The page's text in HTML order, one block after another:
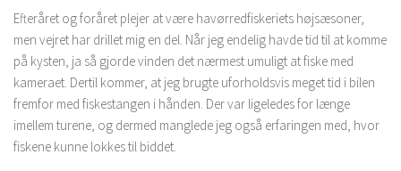
Efteråret og foråret plejer at være havørredfiskeriets højsæsoner,
men vejret har drillet mig en del. Når jeg endelig havde tid til at komme
på kysten, ja så gjorde vinden det nærmest umuligt at fiske med
kameraet. Dertil kommer, at jeg brugte uforholdsvis meget tid i bilen
fremfor med fiskestangen i hånden. Der var ligeledes for længe
imellem turene, og dermed manglede jeg også erfaringen med, hvor
fiskene kunne lokkes til biddet.